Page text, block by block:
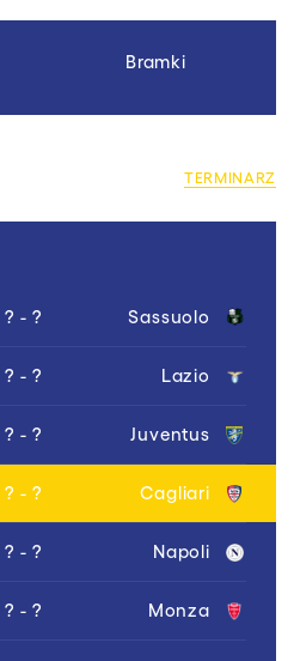
Bramki
TERMINARZ
? - ? Sassuolo
? - ? Lazio
? - ? Juventus
? - ? Cagliari
? - ? Napoli
? - ? Monza